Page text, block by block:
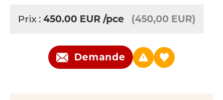
Prix : 450.00 EUR /pce (450,00 EUR)
Demande